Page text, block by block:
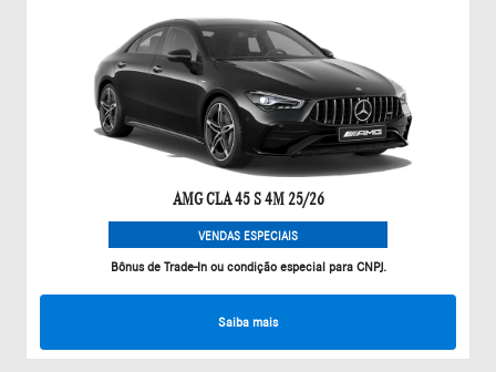
AMG CLA 45 S 4M 25/26
VENDAS ESPECIAIS
Bônus de Trade-In ou condição especial para CNPJ.
Saiba mais